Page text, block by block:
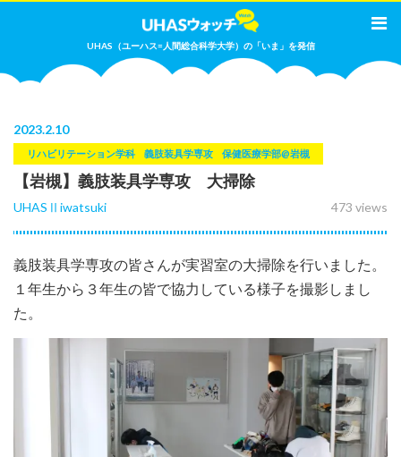
UHAS（ユーハス=人間総合科学大学）の「いま」を発信
2023.2.10
リハビリテーション学科 義肢装具学専攻 保健医療学部@岩槻
【岩槻】義肢装具学専攻 大掃除
473 views
UHASⅡiwatsuki
義肢装具学専攻の皆さんが実習室の大掃除を行いました。
１年生から３年生の皆で協力している様子を撮影しまし
た。